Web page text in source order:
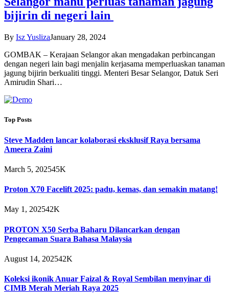
bijirin di negeri lain
By Isz YuslizaJanuary 28, 2024
GOMBAK – Kerajaan Selangor akan mengadakan perbincangan
dengan negeri lain bagi menjalin kerjasama memperluaskan tanaman
jagung bijirin berkualiti tinggi. Menteri Besar Selangor, Datuk Seri
Amirudin Shari…
Top Posts
Steve Madden lancar kolaborasi eksklusif Raya bersama
Ameera Zaini
March 5, 202545K
Proton X70 Facelift 2025: padu, kemas, dan semakin matang!
May 1, 202542K
PROTON X50 Serba Baharu Dilancarkan dengan
Pengecaman Suara Bahasa Malaysia
August 14, 202542K
Koleksi ikonik Anuar Faizal & Royal Sembilan menyinar di
CIMB Merah Meriah Raya 2025